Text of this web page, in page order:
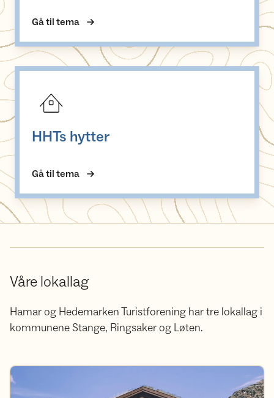
Gå til tema
HHTs hytter
Gå til tema
Våre lokallag
Hamar og Hedemarken Turistforening har tre lokallag i
kommunene Stange, Ringsaker og Løten.
DNT der du er